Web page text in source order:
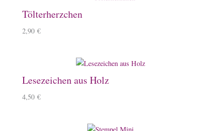
Tölterherzchen
2,90 €
Lesezeichen aus Holz
4,50 €